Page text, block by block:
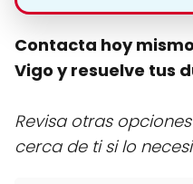
Contacta hoy
Vigo y resuelve tus
Revisa otras
cerca de ti si lo